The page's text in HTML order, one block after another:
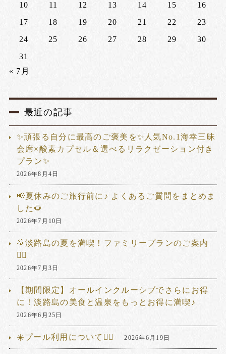
10
11 12 13 14 15
16
17
18 19 20 21 22
23
24
25 26 27 28 29
30
31
« 7月
最近の記事
✨頑張る自分に最高のご褒美を✨人気No.1海幸三昧
会席×酸素カプセル＆選べるリラクゼーション付き
プラン✨
2026年8月4日
📢夏休みのご旅行前に♪ よくあるご質問をまとめま
した🌻
2026年7月10日
🌞淡路島の夏を満喫！ファミリープランのご案内
🏊‍♂️
2026年7月3日
【期間限定】オールインクルーシブでさらにお得
に！淡路島の美食と温泉をもっとお得に満喫♪
2026年6月25日
☀️プール利用について🏊‍♂️ 2026年6月19日